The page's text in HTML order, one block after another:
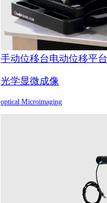
手动位移台电动位移平台
光学显微成像
optical Microimaging